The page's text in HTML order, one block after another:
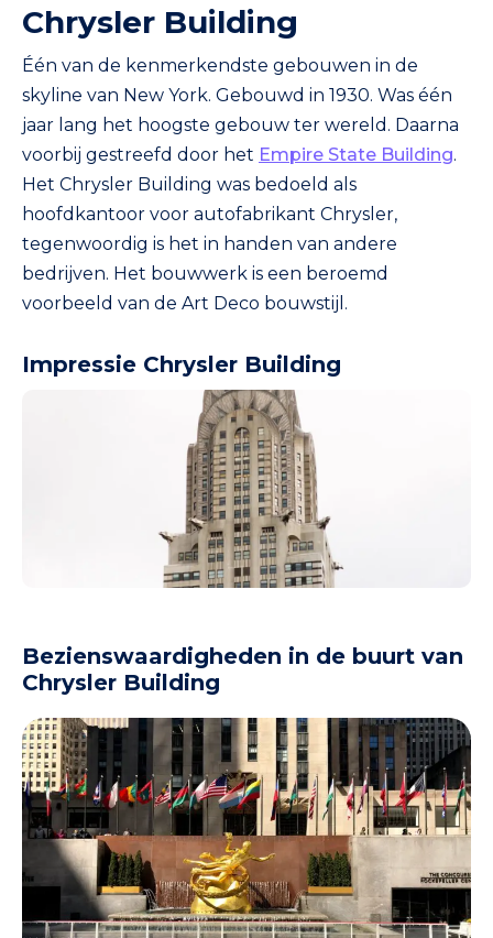
Chrysler Building
Één van de kenmerkendste gebouwen in de
skyline van New York. Gebouwd in 1930. Was één
jaar lang het hoogste gebouw ter wereld. Daarna
voorbij gestreefd door het Empire State Building.
Het Chrysler Building was bedoeld als
hoofdkantoor voor autofabrikant Chrysler,
tegenwoordig is het in handen van andere
bedrijven. Het bouwwerk is een beroemd
voorbeeld van de Art Deco bouwstijl.
Impressie Chrysler Building
Bezienswaardigheden in de buurt van
Chrysler Building